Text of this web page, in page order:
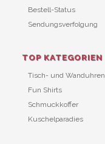
Bestell-Status
Sendungsverfolgung
TOP KATEGORIEN
Tisch- und Wanduhren
Fun Shirts
Schmuckkoffer
Kuschelparadies